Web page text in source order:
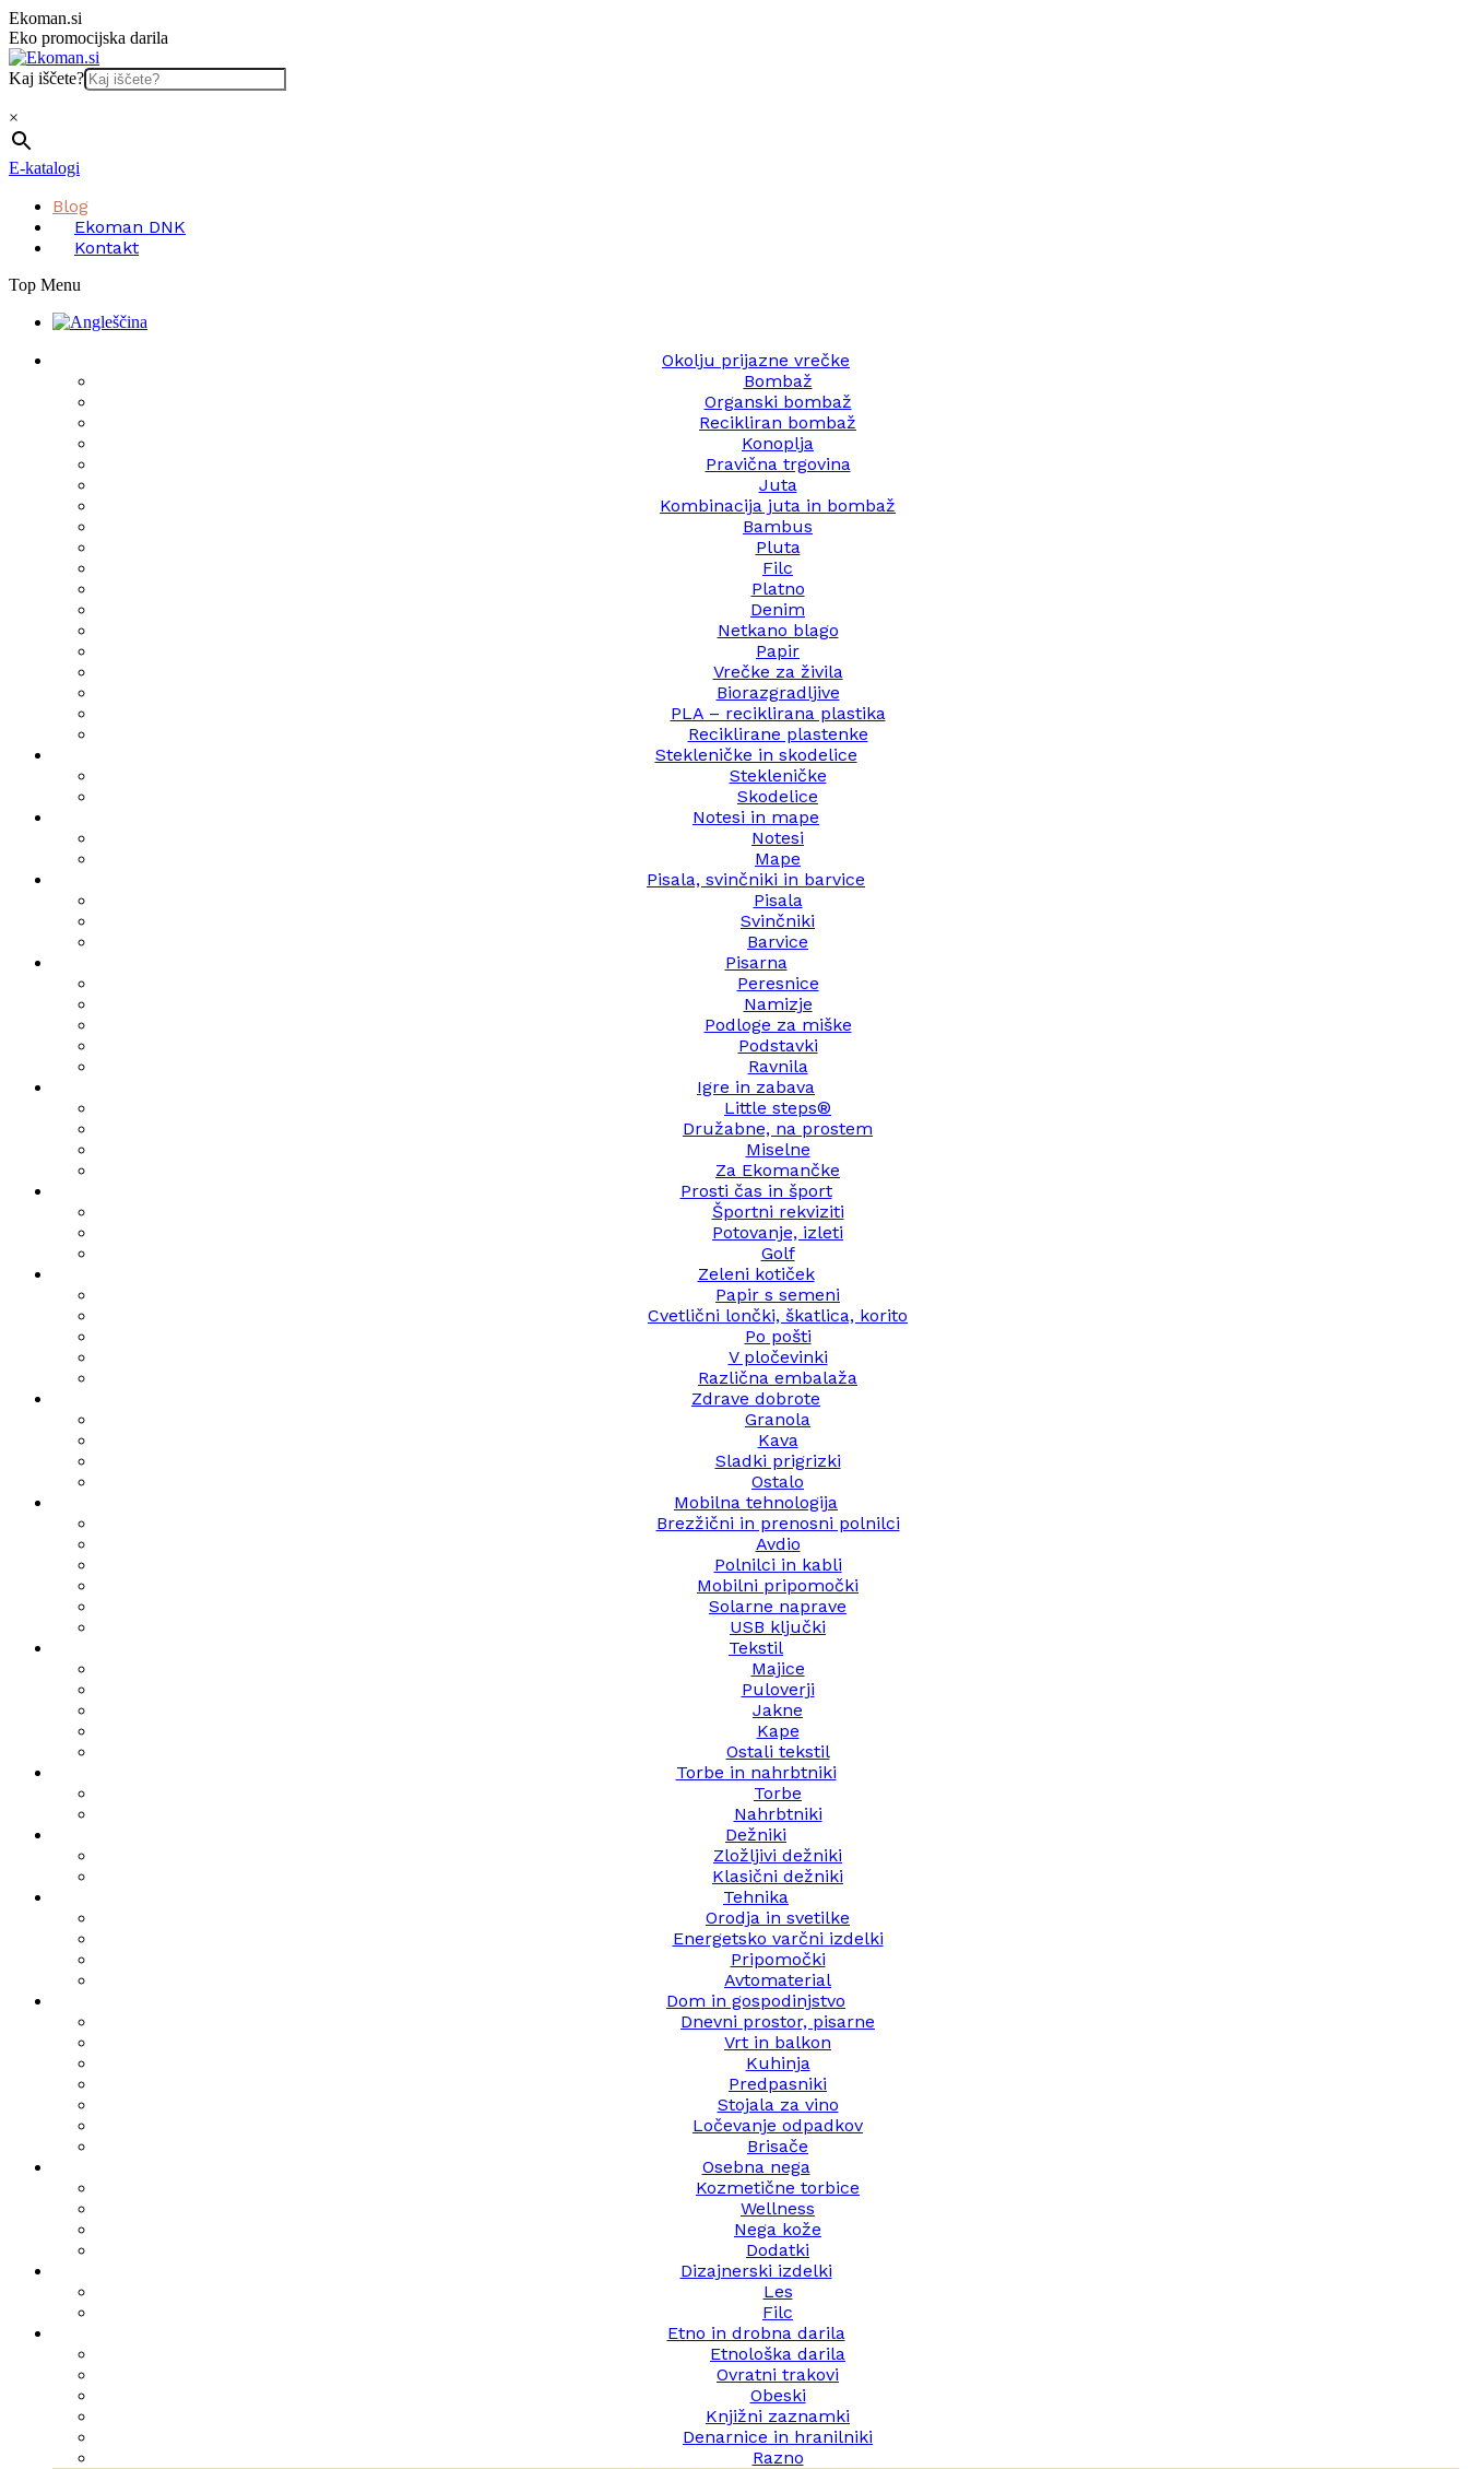
Skip
to
content
Ekoman.si
Eko promocijska darila
Kaj iščete?
×
E-katalogi
Blog
Ekoman DNK
Kontakt
Top Menu
Okolju prijazne vrečke
Bombaž
Organski bombaž
Recikliran bombaž
Konoplja
Pravična trgovina
Juta
Kombinacija juta in bombaž
Bambus
Pluta
Filc
Platno
Denim
Netkano blago
Papir
Vrečke za živila
Biorazgradljive
PLA – reciklirana plastika
Reciklirane plastenke
Stekleničke in skodelice
Stekleničke
Skodelice
Notesi in mape
Notesi
Mape
Pisala, svinčniki in barvice
Pisala
Svinčniki
Barvice
Pisarna
Peresnice
Namizje
Podloge za miške
Podstavki
Ravnila
Igre in zabava
Little steps®
Družabne, na prostem
Miselne
Za Ekomančke
Prosti čas in šport
Športni rekviziti
Potovanje, izleti
Golf
Zeleni kotiček
Papir s semeni
Cvetlični lončki, škatlica, korito
Po pošti
V pločevinki
Različna embalaža
Zdrave dobrote
Granola
Kava
Sladki prigrizki
Ostalo
Mobilna tehnologija
Brezžični in prenosni polnilci
Avdio
Polnilci in kabli
Mobilni pripomočki
Solarne naprave
USB ključki
Tekstil
Majice
Puloverji
Jakne
Kape
Ostali tekstil
Torbe in nahrbtniki
Torbe
Nahrbtniki
Dežniki
Zložljivi dežniki
Klasični dežniki
Tehnika
Orodja in svetilke
Energetsko varčni izdelki
Pripomočki
Avtomaterial
Dom in gospodinjstvo
Dnevni prostor, pisarne
Vrt in balkon
Kuhinja
Predpasniki
Stojala za vino
Ločevanje odpadkov
Brisače
Osebna nega
Kozmetične torbice
Wellness
Nega kože
Dodatki
Dizajnerski izdelki
Les
Filc
Etno in drobna darila
Etnološka darila
Ovratni trakovi
Obeski
Knjižni zaznamki
Denarnice in hranilniki
Razno